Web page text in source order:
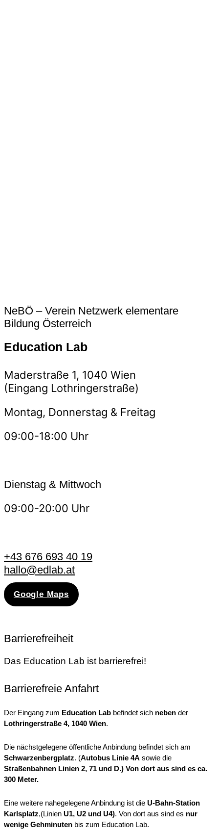
NeBÖ – Verein Netzwerk elementare
Bildung Österreich
Education Lab
Maderstraße 1, 1040 Wien
(Eingang Lothringerstraße)
Montag, Donnerstag & Freitag
09:00-18:00 Uhr
Dienstag & Mittwoch
09:00-20:00 Uhr
+43 676 693 40 19
hallo@edlab.at
Google Maps
Barrierefreiheit
Das Education Lab ist barrierefrei!
Barrierefreie Anfahrt
Der Eingang zum Education Lab befindet sich neben der
Lothringerstraße 4, 1040 Wien.
Die nächstgelegene öffentliche Anbindung befindet sich am
Schwarzenbergplatz. (Autobus Linie 4A sowie die
Straßenbahnen Linien 2, 71 und D.) Von dort aus sind es ca.
300 Meter.
Eine weitere nahegelegene Anbindung ist die U-Bahn-Station
Karlsplatz,(Linien U1, U2 und U4). Von dort aus sind es nur
wenige Gehminuten bis zum Education Lab.